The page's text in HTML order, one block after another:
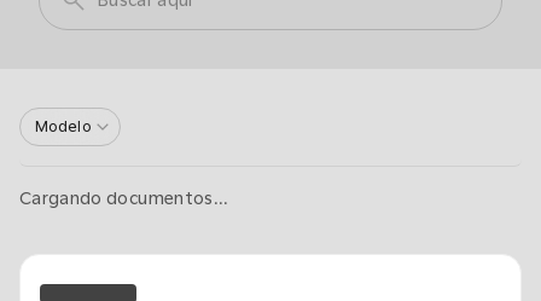
Modelo
Cargando documentos...